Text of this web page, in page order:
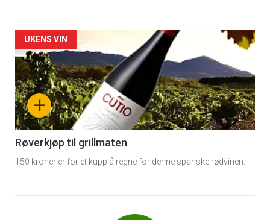
Forsiden
akkurat
nå
-
6
+
UKENS VIN
Røverkjøp til grillmaten
150 kroner er for et kupp å regne for denne spanske rødvinen.